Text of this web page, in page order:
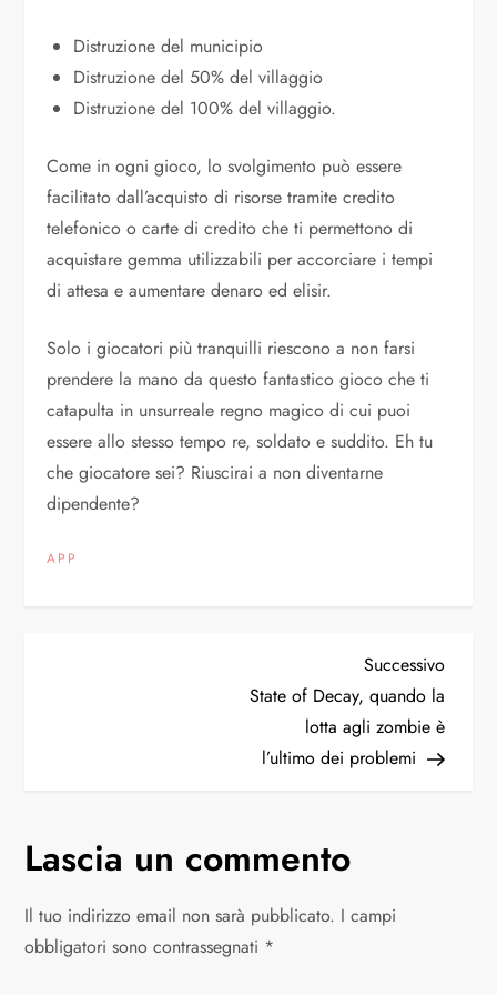
Distruzione del municipio
Distruzione del 50% del villaggio
Distruzione del 100% del villaggio.
Come in ogni gioco, lo svolgimento può essere
facilitato dall’acquisto di risorse tramite credito
telefonico o carte di credito che ti permettono di
acquistare gemma utilizzabili per accorciare i tempi
di attesa e aumentare denaro ed elisir.
Solo i giocatori più tranquilli riescono a non farsi
prendere la mano da questo fantastico gioco che ti
catapulta in unsurreale regno magico di cui puoi
essere allo stesso tempo re, soldato e suddito. Eh tu
che giocatore sei? Riuscirai a non diventarne
dipendente?
APP
g
a
Successivo
State of Decay, quando la
lotta agli zombie è
l’ultimo dei problemi
Lascia un commento
Il tuo indirizzo email non sarà pubblicato. I campi
obbligatori sono contrassegnati *